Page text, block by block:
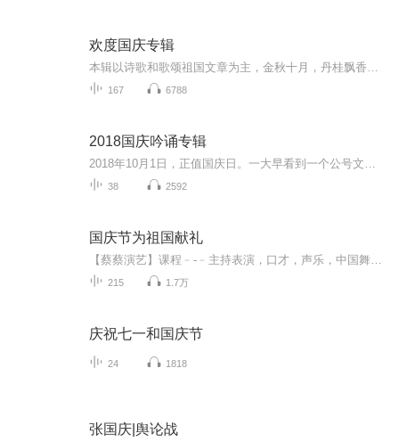
欢度国庆专辑
167 6788
2018国庆吟诵专辑
38 2592
国庆节为祖国献礼
215 1.7万
庆祝七一和国庆节
24 1818
张国庆|舆论战